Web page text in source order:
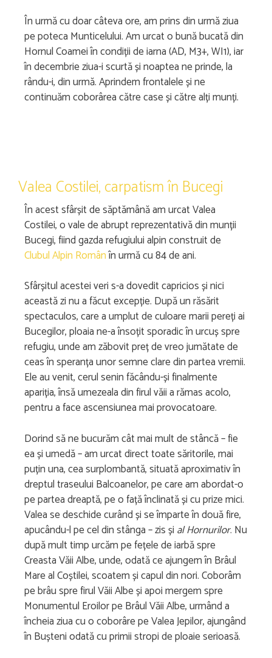
În urmă cu doar câteva ore, am prins din urmă ziua
pe poteca Munticelului. Am urcat o bună bucată din
Hornul Coamei în condiții de iarna (AD, M3+, WI1), iar
în decembrie ziua-i scurtă și noaptea ne prinde, la
rându-i, din urmă. Aprindem frontalele și ne
continuăm coborârea către case și către alți munți.
Valea Costilei, carpatism în Bucegi
În acest sfârșit de săptămână am urcat Valea
Costilei, o vale de abrupt reprezentativă din munții
Bucegi, fiind gazda refugiului alpin construit de
Clubul Alpin Românîn urmă cu 84 de ani.
Sfârșitul acestei veri s-a dovedit capricios și nici
această zi nu a făcut excepție. După un răsărit
spectaculos, care a umplut de culoare marii pereți ai
Bucegilor, ploaia ne-a însoțit sporadic în urcuș spre
refugiu, unde am zăbovit preț de vreo jumătate de
ceas în speranța unor semne clare din partea vremii.
Ele au venit, cerul senin făcându-și finalmente
apariția, însă umezeala din firul văii a rămas acolo,
pentru a face ascensiunea mai provocatoare.
Dorind să ne bucurăm cât mai mult de stâncă – fie
ea și umedă – am urcat direct toate săritorile, mai
puțin una, cea surplombantă, situată aproximativ în
dreptul traseului Balcoanelor, pe care am abordat-o
pe partea dreaptă, pe o față înclinată și cu prize mici.
Valea se deschide curând și se împarte în două fire,
apucându-l pe cel din stânga – zis și al Hornurilor. Nu
după mult timp urcăm pe fețele de iarbă spre
Creasta Văii Albe, unde, odată ce ajungem în Brâul
Mare al Coștilei, scoatem și capul din nori. Coborâm
pe brâu spre firul Văii Albe și apoi mergem spre
Monumentul Eroilor pe Brâul Văii Albe, urmând a
încheia ziua cu o coborâre pe Valea Jepilor, ajungând
în Bușteni odată cu primii stropi de ploaie serioasă.